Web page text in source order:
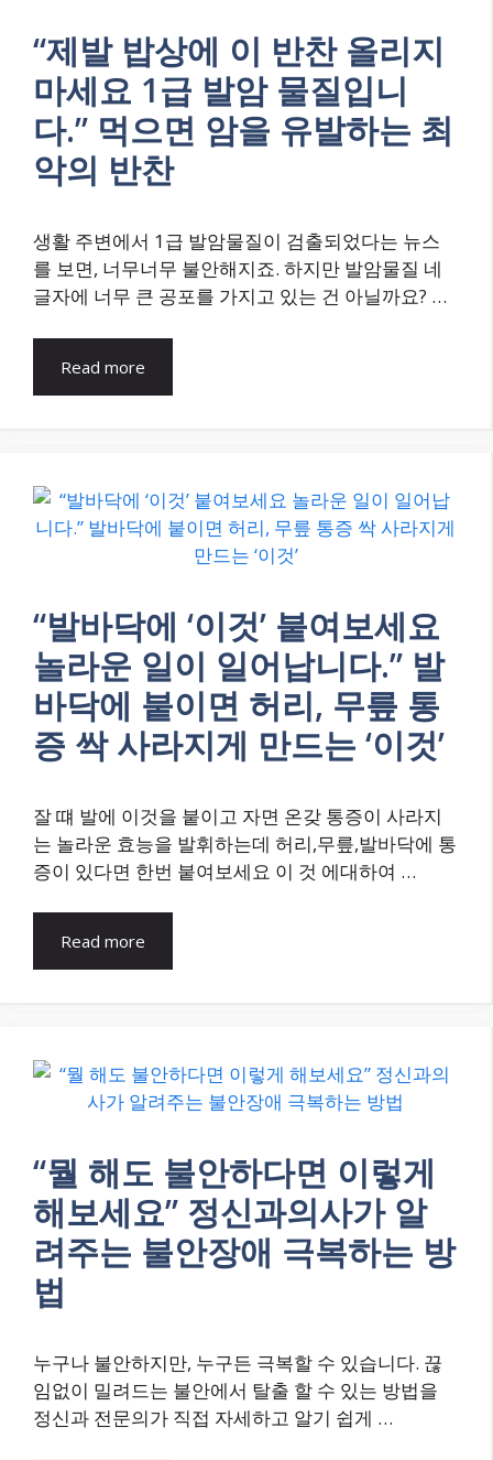
“제발 밥상에 이 반찬 올리지
마세요 1급 발암 물질입니
다.” 먹으면 암을 유발하는 최
악의 반찬
생활 주변에서 1급 발암물질이 검출되었다는 뉴스
를 보면, 너무너무 불안해지죠. 하지만 발암물질 네
글자에 너무 큰 공포를 가지고 있는 건 아닐까요? …
Read more
“발바닥에 ‘이것’ 붙여보세요
놀라운 일이 일어납니다.” 발
바닥에 붙이면 허리, 무릎 통
증 싹 사라지게 만드는 ‘이것’
잘 떄 발에 이것을 붙이고 자면 온갖 통증이 사라지
는 놀라운 효능을 발휘하는데 허리,무릎,발바닥에 통
증이 있다면 한번 붙여보세요 이 것 에대하여 …
Read more
“뭘 해도 불안하다면 이렇게
해보세요” 정신과의사가 알
려주는 불안장애 극복하는 방
법
누구나 불안하지만, 누구든 극복할 수 있습니다. 끊
임없이 밀려드는 불안에서 탈출 할 수 있는 방법을
정신과 전문의가 직접 자세하고 알기 쉽게 …